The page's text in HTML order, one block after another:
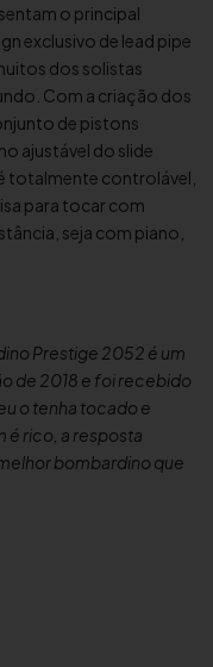
o principal
exclusivo de lead pipe
dos solistas
Com a criação dos
de pistons
ajustável do slide
totalmente controlável,
para tocar com
seja com piano,
Prestige 2052 é um
de 2018 e foi recebido
o tenha tocado e
é rico, a resposta
bombardino que